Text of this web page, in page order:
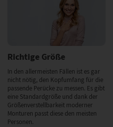
Richtige Größe
In den allermeisten Fällen ist es gar
nicht nötig, den Kopfumfang für die
passende Perücke zu messen. Es gibt
eine Standardgröße und dank der
Größenverstellbarkeit moderner
Monturen passt diese den meisten
Personen.